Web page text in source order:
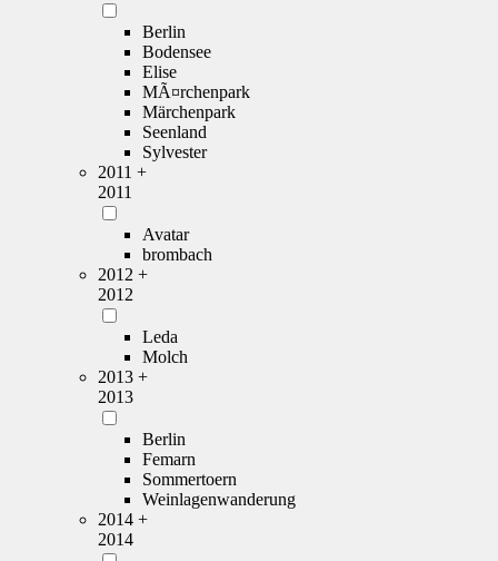
Berlin
Bodensee
Elise
MÃ¤rchenpark
Märchenpark
Seenland
Sylvester
2011 +
2011
Avatar
brombach
2012 +
2012
Leda
Molch
2013 +
2013
Berlin
Femarn
Sommertoern
Weinlagenwanderung
2014 +
2014